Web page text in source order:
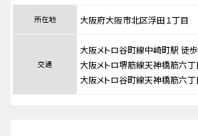
所在地 大阪府大阪市北区浮田１丁目
交通
大阪メトロ谷町線中崎町駅 徒
大阪メトロ堺筋線天神橋筋六
大阪メトロ谷町線天神橋筋六